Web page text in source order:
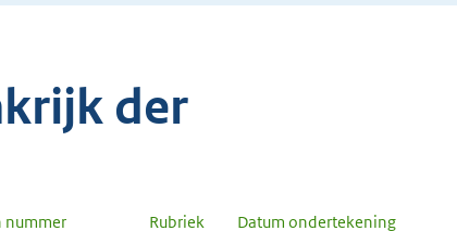
der
nummer Rubriek Datum ondertekening